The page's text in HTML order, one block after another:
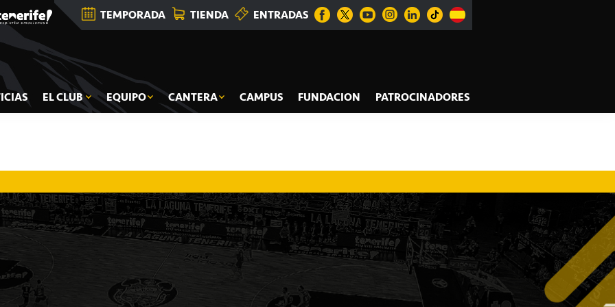
TEMPORADA TIENDA ENTRADAS
EL CLUB EQUIPO CANTERA CAMPUS FUNDACION
PATROCINADORES